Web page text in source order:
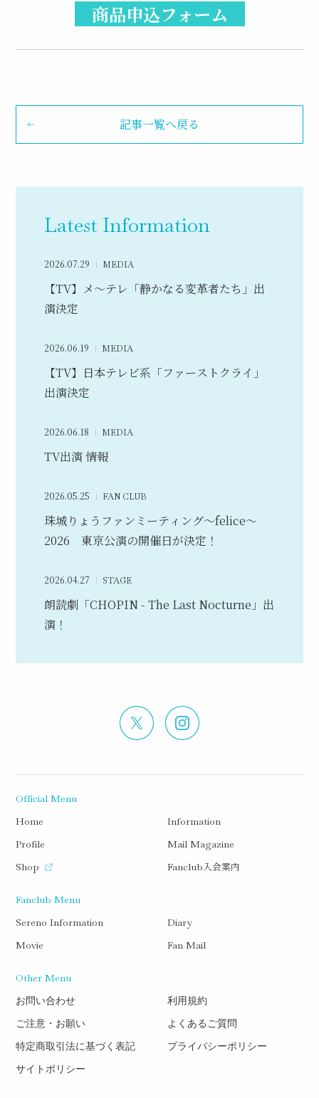
商品申込フォーム
記事一覧へ戻る
Latest Information
2026.07.29 MEDIA
【TV】メ～テレ「静かなる変革者たち」出
演決定
2026.06.19 MEDIA
【TV】日本テレビ系「ファーストクライ」
出演決定
2026.06.18 MEDIA
TV出演 情報
2026.05.25 FAN CLUB
珠城りょうファンミーティング～felice～
2026 東京公演の開催日が決定！
2026.04.27 STAGE
朗読劇「CHOPIN - The Last Nocturne」出
演！
Official Menu
Home
Information
Profile
Mail Magazine
Shop
Fanclub入会案内
Fanclub Menu
Sereno Information
Diary
Movie
Fan Mail
Other Menu
お問い合わせ
利用規約
ご注意・お願い
よくあるご質問
特定商取引法に基づく表記
プライバシーポリシー
サイトポリシー